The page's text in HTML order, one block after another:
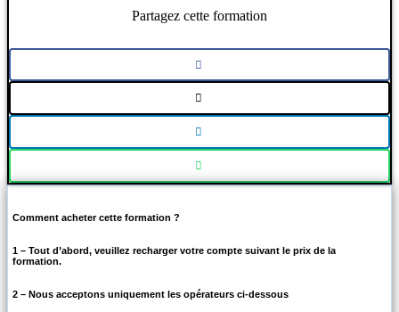
Partagez cette formation
Comment acheter cette formation ?
1 – Tout d’abord, veuillez recharger votre compte suivant le prix de la
formation.
2 – Nous acceptons uniquement les opérateurs ci-dessous